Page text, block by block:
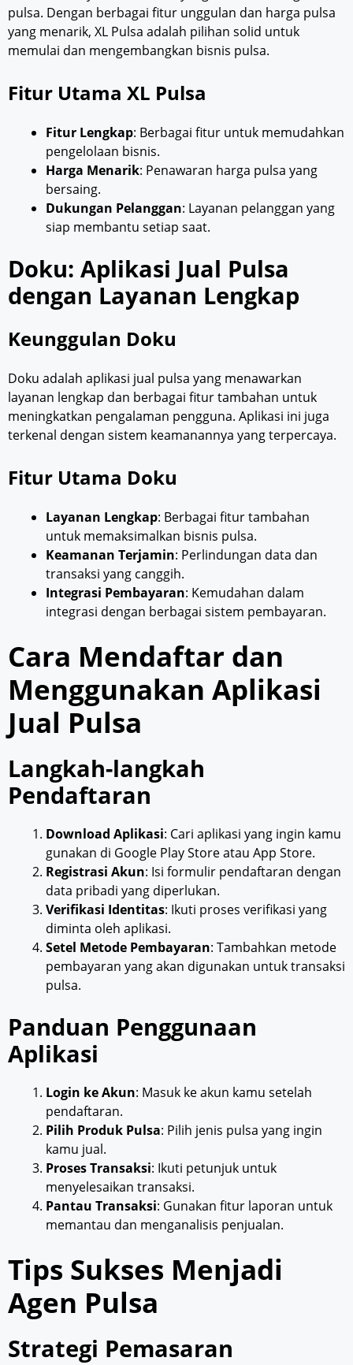
pulsa. Dengan berbagai fitur unggulan dan harga pulsa
yang menarik, XL Pulsa adalah pilihan solid untuk
memulai dan mengembangkan bisnis pulsa.
Fitur Utama XL Pulsa
Fitur Lengkap: Berbagai fitur untuk memudahkan
pengelolaan bisnis.
Harga Menarik: Penawaran harga pulsa yang
bersaing.
Dukungan Pelanggan: Layanan pelanggan yang
siap membantu setiap saat.
Doku: Aplikasi Jual Pulsa
dengan Layanan Lengkap
Keunggulan Doku
Doku adalah aplikasi jual pulsa yang menawarkan
layanan lengkap dan berbagai fitur tambahan untuk
meningkatkan pengalaman pengguna. Aplikasi ini juga
terkenal dengan sistem keamanannya yang terpercaya.
Fitur Utama Doku
Layanan Lengkap: Berbagai fitur tambahan
untuk memaksimalkan bisnis pulsa.
Keamanan Terjamin: Perlindungan data dan
transaksi yang canggih.
Integrasi Pembayaran: Kemudahan dalam
integrasi dengan berbagai sistem pembayaran.
Cara Mendaftar dan
Menggunakan Aplikasi
Jual Pulsa
Langkah-langkah
Pendaftaran
Download Aplikasi: Cari aplikasi yang ingin kamu
gunakan di Google Play Store atau App Store.
Registrasi Akun: Isi formulir pendaftaran dengan
data pribadi yang diperlukan.
Verifikasi Identitas: Ikuti proses verifikasi yang
diminta oleh aplikasi.
Setel Metode Pembayaran: Tambahkan metode
pembayaran yang akan digunakan untuk transaksi
pulsa.
Panduan Penggunaan
Aplikasi
Login ke Akun: Masuk ke akun kamu setelah
pendaftaran.
Pilih Produk Pulsa: Pilih jenis pulsa yang ingin
kamu jual.
Proses Transaksi: Ikuti petunjuk untuk
menyelesaikan transaksi.
Pantau Transaksi: Gunakan fitur laporan untuk
memantau dan menganalisis penjualan.
Tips Sukses Menjadi
Agen Pulsa
Strategi Pemasaran